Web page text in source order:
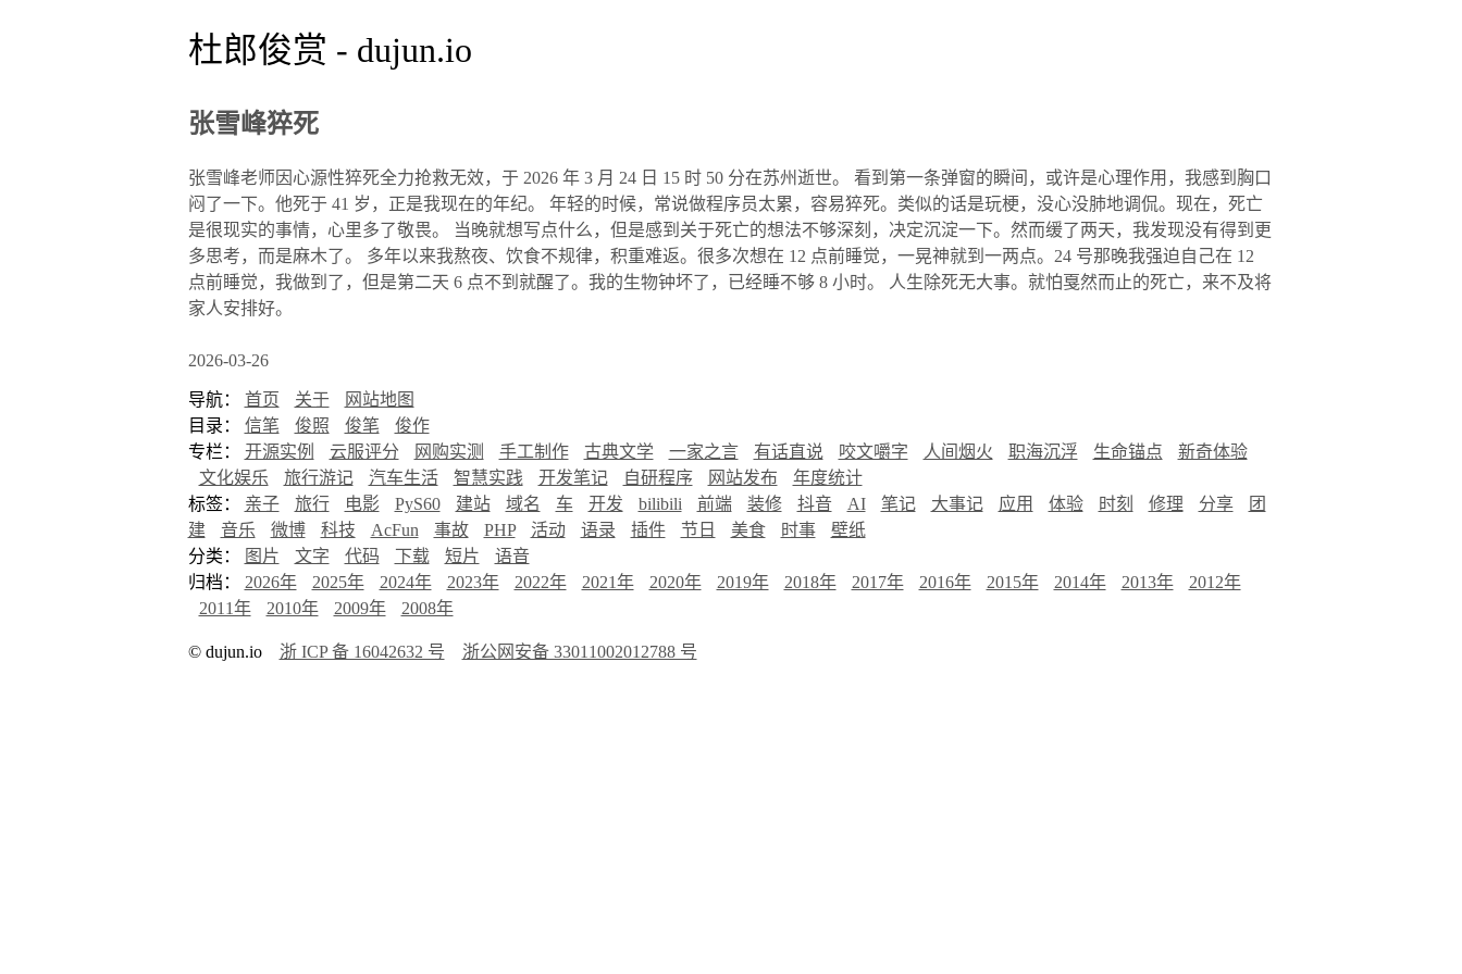
杜郎俊赏 - dujun.io
张雪峰猝死
张雪峰老师因心源性猝死全力抢救无效，于 2026 年 3 月 24 日 15 时 50 分在苏州逝世。 看到第一条弹窗的瞬间，或许是心理作用，我感到胸口
闷了一下。他死于 41 岁，正是我现在的年纪。 年轻的时候，常说做程序员太累，容易猝死。类似的话是玩梗，没心没肺地调侃。现在，死亡
是很现实的事情，心里多了敬畏。 当晚就想写点什么，但是感到关于死亡的想法不够深刻，决定沉淀一下。然而缓了两天，我发现没有得到更
多思考，而是麻木了。 多年以来我熬夜、饮食不规律，积重难返。很多次想在 12 点前睡觉，一晃神就到一两点。24 号那晚我强迫自己在 12
点前睡觉，我做到了，但是第二天 6 点不到就醒了。我的生物钟坏了，已经睡不够 8 小时。 人生除死无大事。就怕戛然而止的死亡，来不及将
家人安排好。
2026-03-26
导航： 首页 关于
网站地图
目录： 信笔 俊照 俊笔
俊作
专栏： 开源实例 云服评分 网购实测 手工制作 古典文学 一家之言 有话直说 咬文嚼字 人间烟火 职海沉浮 生命锚点
新奇体验
文化娱乐
旅行游记 汽车生活 智慧实践 开发笔记 自研程序 网站发布
年度统计
标签： 亲子 旅行 电影 PyS60 建站 域名 车 开发 bilibili 前端 装修 抖音 AI 笔记 大事记 应用 体验 时刻 修理 分享
团
建
音乐 微博 科技 AcFun 事故 PHP 活动 语录 插件 节日 美食 时事
壁纸
分类：
图片 文字 代码 下载 短片
语音
归档： 2026年 2025年 2024年 2023年 2022年 2021年 2020年 2019年 2018年 2017年 2016年 2015年 2014年 2013年
2012年
2011年
2010年 2009年 2008年
© dujun.io 浙 ICP 备 16042632 号 浙公网安备 33011002012788 号